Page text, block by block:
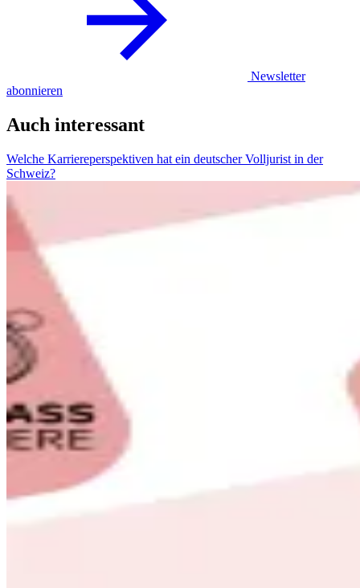
Newsletter
abonnieren
Auch interessant
Welche Karriereperspektiven hat ein deutscher Volljurist in der
Schweiz?